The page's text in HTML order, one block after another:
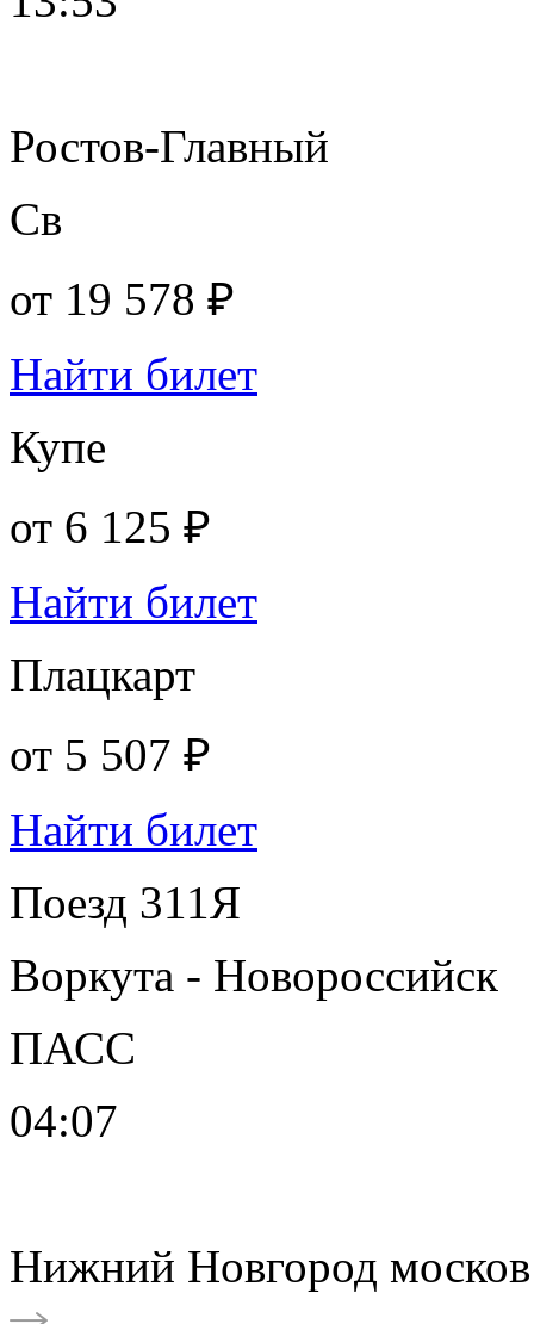
Ростов-Главный
Св
от 19 578 ₽
Найти билет
Купе
от 6 125 ₽
Найти билет
Плацкарт
от 5 507 ₽
Найти билет
Поезд 311Я
Воркута - Новороссийск
ПАСС
04:07
Нижний Новгород москов